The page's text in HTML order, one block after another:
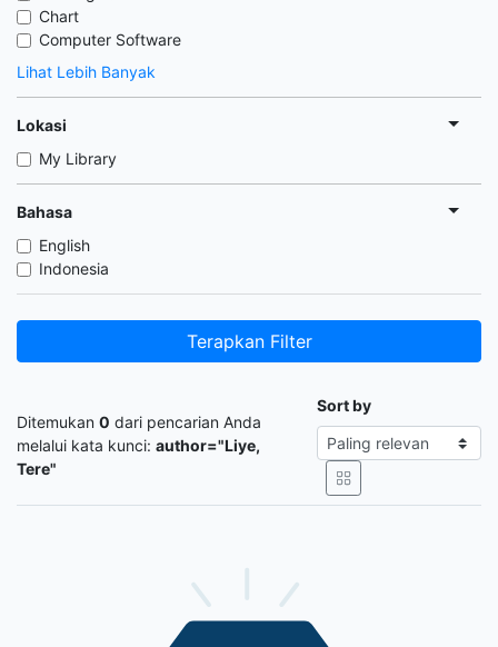
Chart
Computer Software
Lihat Lebih Banyak
Lokasi
My Library
Bahasa
English
Indonesia
Terapkan Filter
Ditemukan 0 dari pencarian Anda
melalui kata kunci: author="Liye,
Tere"
Sort by